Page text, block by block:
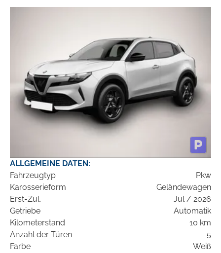
ALLGEMEINE DATEN:
Fahrzeugtyp
Pkw
Karosserieform
Geländewagen
Erst-Zul.
Jul / 2026
Getriebe
Automatik
Kilometerstand
10 km
Anzahl der Türen
5
Farbe
Weiß